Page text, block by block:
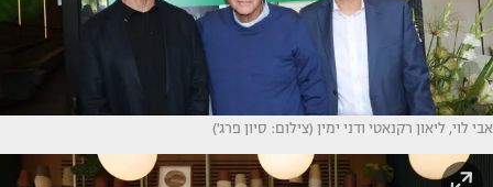
אבי לוי, ליאון רקנאטי ודני ימין (צילום: סיון פרג')